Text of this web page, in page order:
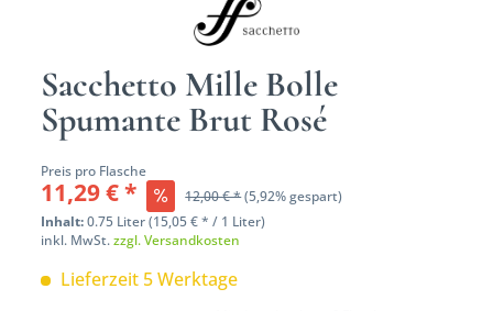
Sacchetto Mille Bolle
Spumante Brut Rosé
Preis pro Flasche
11,29 € * 12,00 € *(5,92% gespart)
Inhalt:0.75 Liter (15,05 € * / 1 Liter)
inkl. MwSt.zzgl. Versandkosten
Lieferzeit 5 Werktage